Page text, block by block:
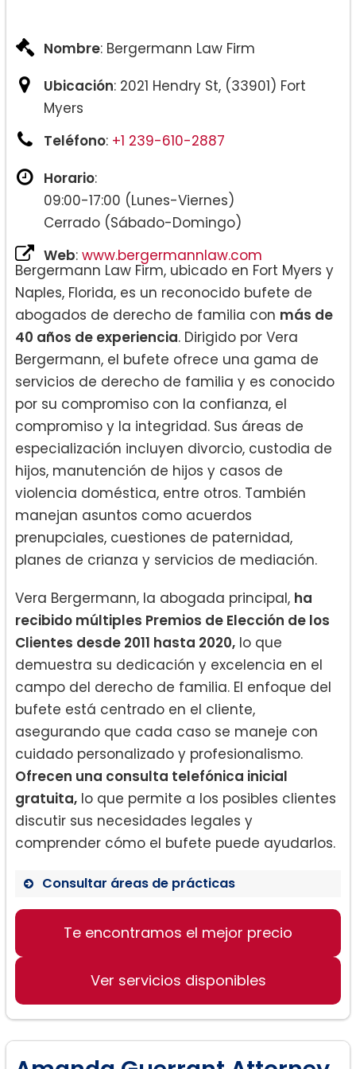
Nombre: Bergermann Law Firm
Ubicación: 2021 Hendry St, (33901) Fort
Myers
Teléfono: +1 239-610-2887
Horario:
09:00-17:00 (Lunes-Viernes)
Cerrado (Sábado-Domingo)
Web: www.bergermannlaw.com
Bergermann Law Firm, ubicado en Fort Myers y
Naples, Florida, es un reconocido bufete de
abogados de derecho de familia con más de
40 años de experiencia. Dirigido por Vera
Bergermann, el bufete ofrece una gama de
servicios de derecho de familia y es conocido
por su compromiso con la confianza, el
compromiso y la integridad. Sus áreas de
especialización incluyen divorcio, custodia de
hijos, manutención de hijos y casos de
violencia doméstica, entre otros. También
manejan asuntos como acuerdos
prenupciales, cuestiones de paternidad,
planes de crianza y servicios de mediación.
Vera Bergermann, la abogada principal, ha
recibido múltiples Premios de Elección de los
Clientes desde 2011 hasta 2020, lo que
demuestra su dedicación y excelencia en el
campo del derecho de familia. El enfoque del
bufete está centrado en el cliente,
asegurando que cada caso se maneje con
cuidado personalizado y profesionalismo.
Ofrecen una consulta telefónica inicial
gratuita, lo que permite a los posibles clientes
discutir sus necesidades legales y
comprender cómo el bufete puede ayudarlos.
Consultar áreas de prácticas
Divorcio
Manutención de Hijos
Casos de Violencia Doméstica
Paternidad
Te encontramos el mejor precio
Ver servicios disponibles